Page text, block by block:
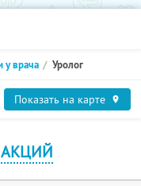
у врача Уролог
Показать на карте